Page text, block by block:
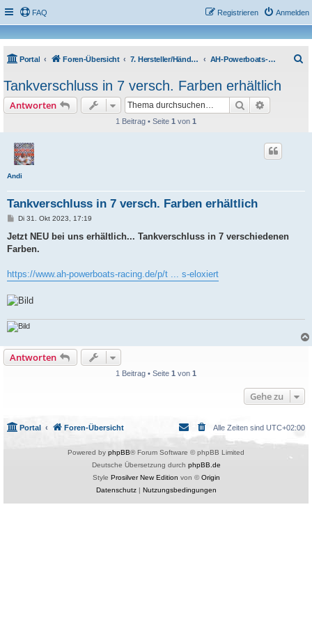
FAQ Anmelden
Registrieren
Portal Foren-Übersicht 7. Hersteller/Händler-Neuheiten AH-Powerboats-Racing
Tankverschluss in 7 versch. Farben erhältlich
Antworten Suche
1 Beitrag • Seite 1 von 1
Andi
Tankverschluss in 7 versch. Farben erhältlich
B
i
r
Di 31. Okt 2023, 17:19
Jetzt NEU bei uns erhältlich... Tankverschluss in 7 verschiedenen
Farben.
https://www.ah-powerboats-racing.de/p/t ... s-eloxiert
Antworten
1 Beitrag • Seite 1 von 1
Gehe zu
Portal Foren-Übersicht Alle Zeiten sind UTC+02:00
Powered by phpBB® Forum Software © phpBB Limited
Deutsche Übersetzung durch phpBB.de
Style Prosilver New Edition von ©Origin
Datenschutz| Nutzungsbedingungen